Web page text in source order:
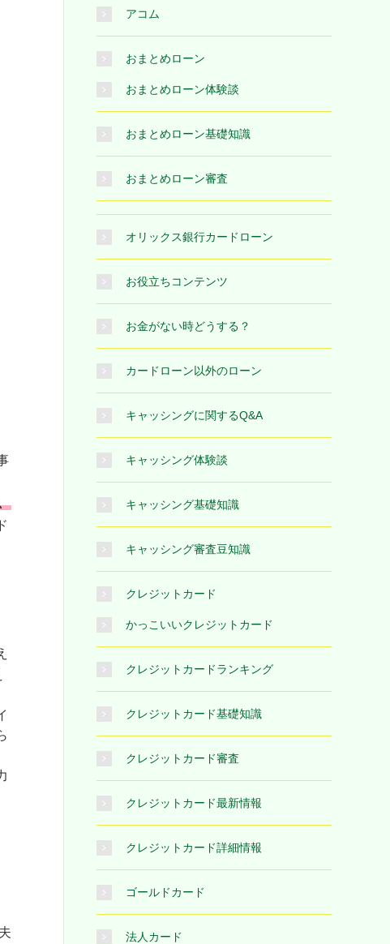
アコム
おまとめローン
おまとめローン体験談
おまとめローン基礎知識
おまとめローン審査
オリックス銀行カードローン
お役立ちコンテンツ
お金がない時どうする？
カードローン以外のローン
キャッシングに関するQ&A
キャッシング体験談
キャッシング基礎知識
キャッシング審査豆知識
クレジットカード
かっこいいクレジットカード
クレジットカードランキング
クレジットカード基礎知識
クレジットカード審査
クレジットカード最新情報
クレジットカード詳細情報
ゴールドカード
法人カード